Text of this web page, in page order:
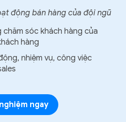
động bán hàng của đội ngũ
sóc khách hàng của
hàng
nhiệm vụ, công việc
ngay